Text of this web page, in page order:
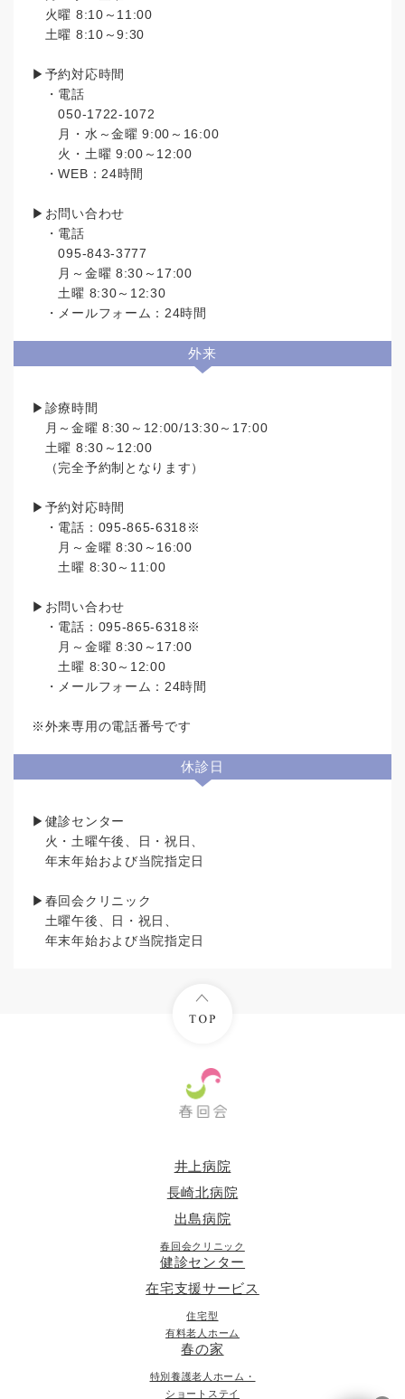
火曜 8:10～11:00
土曜 8:10～9:30
▶予約対応時間
・電話
050-1722-1072
月・水～金曜 9:00～16:00
火・土曜 9:00～12:00
・WEB：24時間
▶お問い合わせ
・電話
095-843-3777
月～金曜 8:30～17:00
土曜 8:30～12:30
・メールフォーム：24時間
外来
▶診療時間
月～金曜 8:30～12:00/13:30～17:00
土曜 8:30～12:00
（完全予約制となります）
▶予約対応時間
・電話：095-865-6318※
月～金曜 8:30～16:00
土曜 8:30～11:00
▶お問い合わせ
・電話：095-865-6318※
月～金曜 8:30～17:00
土曜 8:30～12:00
・メールフォーム：24時間
※外来専用の電話番号です
休診日
▶健診センター
火・土曜午後、日・祝日、
年末年始および当院指定日
▶春回会クリニック
土曜午後、日・祝日、
年末年始および当院指定日
井上病院
長崎北病院
出島病院
春回会クリニック
健診センター
在宅支援サービス
住宅型
有料老人ホーム
春の家
特別養護老人ホーム・
ショートステイ